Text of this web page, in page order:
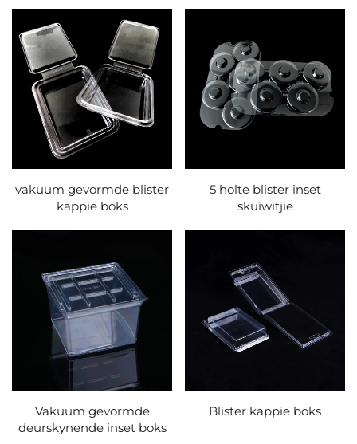
vakuum gevormde blister
kappie boks
5 holte blister inset
skuiwitjie
Vakuum gevormde
deurskynende inset boks
Blister kappie boks